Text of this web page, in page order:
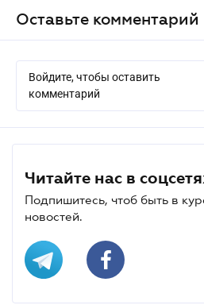
Оставьте комментарий
Войдите, чтобы оставить
комментарий
Читайте нас в
Подпишитесь, чтоб быть в
новостей.